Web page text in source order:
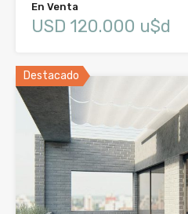
En Venta
USD 120.000 u$d
Destacado